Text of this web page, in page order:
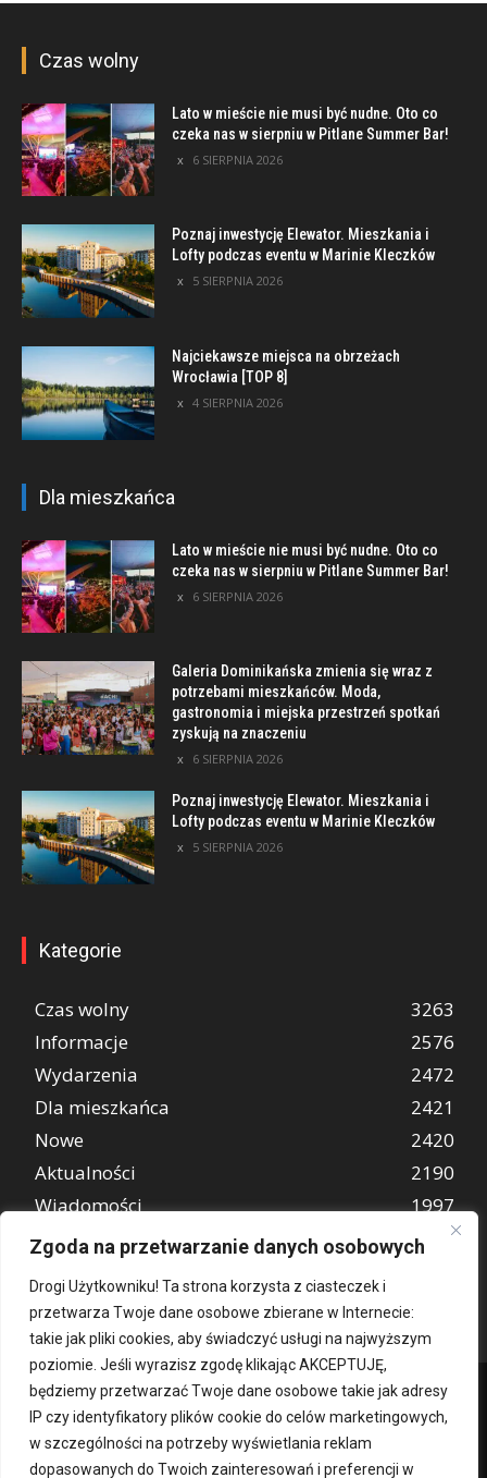
Zgoda na przetwarzanie danych osobowych
Drogi Użytkowniku! Ta strona korzysta z ciasteczek i
przetwarza Twoje dane osobowe zbierane w Internecie:
takie jak pliki cookies, aby świadczyć usługi na najwyższym
poziomie. Jeśli wyrazisz zgodę klikając AKCEPTUJĘ,
będziemy przetwarzać Twoje dane osobowe takie jak adresy
IP czy identyfikatory plików cookie do celów marketingowych,
w szczególności na potrzeby wyświetlania reklam
dopasowanych do Twoich zainteresowań i preferencji w
Czas wolny
Lato w mieście nie musi być nudne. Oto co
czeka nas w sierpniu w Pitlane Summer Bar!
6 SIERPNIA 2026
Poznaj inwestycję Elewator. Mieszkania i
Lofty podczas eventu w Marinie Kleczków
5 SIERPNIA 2026
Najciekawsze miejsca na obrzeżach
Wrocławia [TOP 8]
4 SIERPNIA 2026
Dla mieszkańca
Lato w mieście nie musi być nudne. Oto co
czeka nas w sierpniu w Pitlane Summer Bar!
6 SIERPNIA 2026
Galeria Dominikańska zmienia się wraz z
potrzebami mieszkańców. Moda,
gastronomia i miejska przestrzeń spotkań
zyskują na znaczeniu
6 SIERPNIA 2026
Poznaj inwestycję Elewator. Mieszkania i
Lofty podczas eventu w Marinie Kleczków
5 SIERPNIA 2026
Kategorie
Czas wolny
3263
Informacje
2576
Wydarzenia
2472
Dla mieszkańca
2421
Nowe
2420
Aktualności
2190
Wiadomości
1997
REKLAMA
849